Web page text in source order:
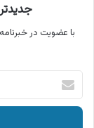
با عضویت در خبرنامه
آدرس
ایمیل
خود